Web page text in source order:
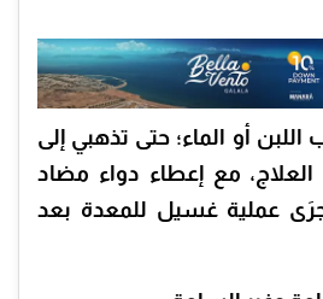
أو الماء؛ حتى تذهبي إلى
العلاج، مع إعطاء دواء مضاد
عملية غسيل للمعدة بعد